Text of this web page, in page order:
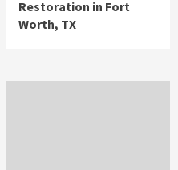
Restoration in Fort
Worth, TX